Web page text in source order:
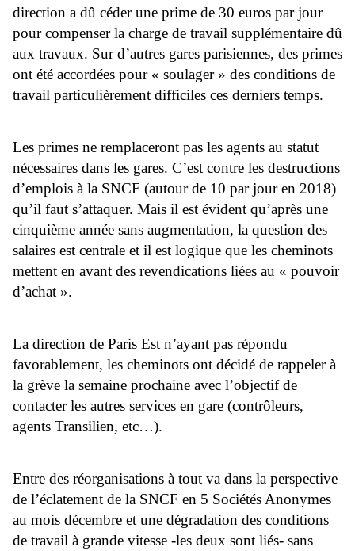
direction a dû céder une prime de 30 euros par jour
pour compenser la charge de travail supplémentaire dû
aux travaux. Sur d’autres gares parisiennes, des primes
ont été accordées pour « soulager » des conditions de
travail particulièrement difficiles ces derniers temps.
Les primes ne remplaceront pas les agents au statut
nécessaires dans les gares. C’est contre les destructions
d’emplois à la SNCF (autour de 10 par jour en 2018)
qu’il faut s’attaquer. Mais il est évident qu’après une
cinquième année sans augmentation, la question des
salaires est centrale et il est logique que les cheminots
mettent en avant des revendications liées au « pouvoir
d’achat ».
La direction de Paris Est n’ayant pas répondu
favorablement, les cheminots ont décidé de rappeler à
la grève la semaine prochaine avec l’objectif de
contacter les autres services en gare (contrôleurs,
agents Transilien, etc…).
Entre des réorganisations à tout va dans la perspective
de l’éclatement de la SNCF en 5 Sociétés Anonymes
au mois décembre et une dégradation des conditions
de travail à grande vitesse -les deux sont liés- sans